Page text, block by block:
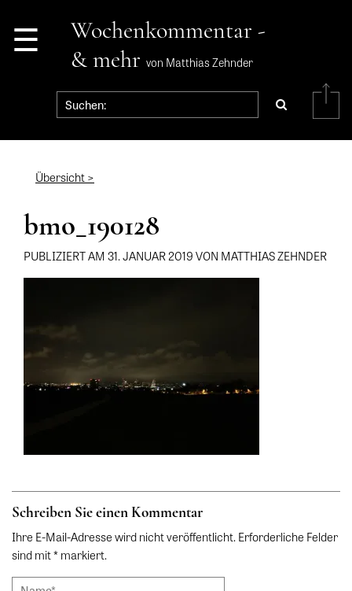
☰
Wochenkommentar -
& mehr von Matthias Zehnder
Übersicht >
bmo_190128
PUBLIZIERT AM 31. JANUAR 2019 VON MATTHIAS ZEHNDER
Schreiben Sie einen Kommentar
Ihre E-Mail-Adresse wird nicht veröffentlicht. Erforderliche Felder
sind mit * markiert.